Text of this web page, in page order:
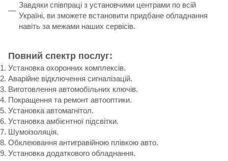
Завдяки співпраці з установчими центрами по всій
Україні, ви зможете встановити придбане обладнання
навіть за межами наших сервісів.
Повний спектр послуг:
Установка охоронних комплексів.
Аварійне відключення сигналізацій.
Виготовлення автомобільних ключів.
Покращення та ремонт автооптики.
Установка автомагнітол.
Установка амбієнтної підсвітки.
Шумоізоляція.
Обклеювання антигравійною плівкою авто.
Установка додаткового обладнання.